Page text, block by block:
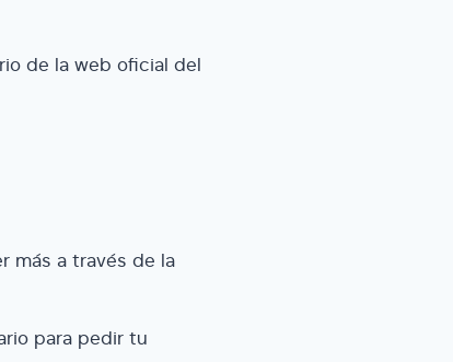
de la web oficial del
más a través de la
para pedir tu